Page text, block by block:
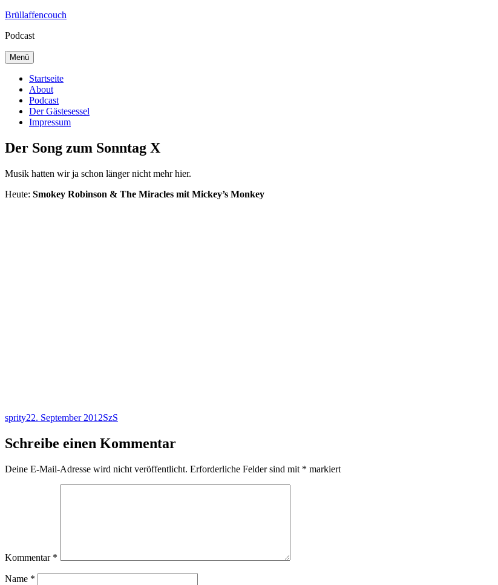
Zum
springen
Brüllaffencouch
Podcast
Menü
Startseite
About
Podcast
Der Gästesessel
Impressum
Der Song zum Sonntag X
Musik hatten wir ja schon länger nicht mehr hier.
Heute: Smokey Robinson & The Miracles mit Mickey’s Monkey
Autor
sprityVeröffentlicht
22. September 2012Kategorien
SzS
Schreibe einen Kommentar
Deine E-Mail-Adresse wird nicht veröffentlicht. Erforderliche Felder sind mit * markiert
Kommentar *
Name *